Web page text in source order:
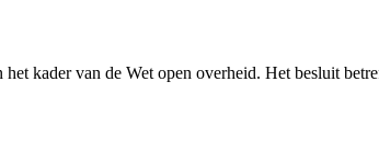
kader van de Wet open overheid. Het besluit